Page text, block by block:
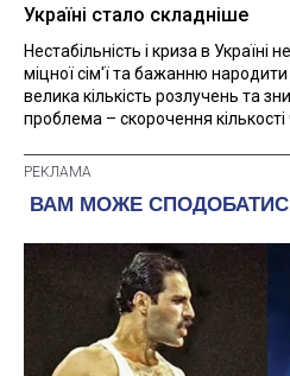
Україні стало складніше
Нестабільність і криза в
міцної сім'ї та бажанню
велика кількість розлучень та
проблема – скорочення кількості